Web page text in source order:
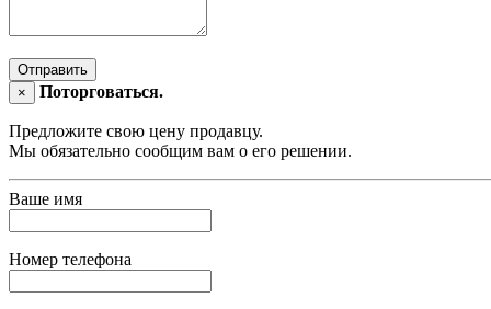
Отправить
×
Поторговаться.
Предложите свою цену продавцу.
Мы обязательно сообщим вам о его решении.
Ваше имя
Номер телефона